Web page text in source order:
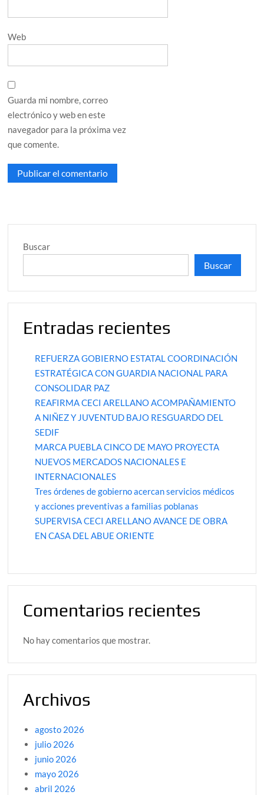
Web
Guarda mi nombre, correo
electrónico y web en este
navegador para la próxima vez
que comente.
Buscar
Buscar
Entradas recientes
REFUERZA GOBIERNO ESTATAL COORDINACIÓN
ESTRATÉGICA CON GUARDIA NACIONAL PARA
CONSOLIDAR PAZ
REAFIRMA CECI ARELLANO ACOMPAÑAMIENTO
A NIÑEZ Y JUVENTUD BAJO RESGUARDO DEL
SEDIF
MARCA PUEBLA CINCO DE MAYO PROYECTA
NUEVOS MERCADOS NACIONALES E
INTERNACIONALES
Tres órdenes de gobierno acercan servicios médicos
y acciones preventivas a familias poblanas
SUPERVISA CECI ARELLANO AVANCE DE OBRA
EN CASA DEL ABUE ORIENTE
Comentarios recientes
No hay comentarios que mostrar.
Archivos
agosto 2026
julio 2026
junio 2026
mayo 2026
abril 2026